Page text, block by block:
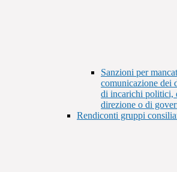
Sanzioni per
comunicazione dei
di incarichi politici,
direzione o di
Rendiconti gruppi